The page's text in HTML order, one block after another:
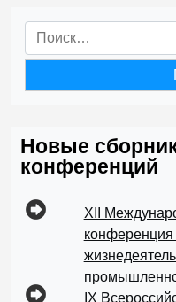
Найти:
Новые
конференций
XII
конференция
IX